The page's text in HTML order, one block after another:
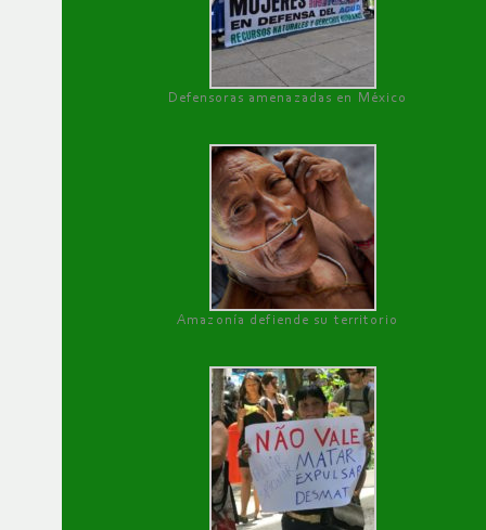
Defensoras amenazadas en México
Amazonía defiende su territorio